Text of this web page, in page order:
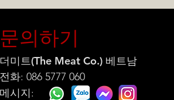
문의하기
더미트(The Meat Co.) 베트남
전화: 086 5777 060
메시지: